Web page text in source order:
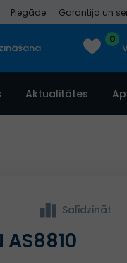
Piegāde Garantija un
0
Aktualitātes
Salīdzināt